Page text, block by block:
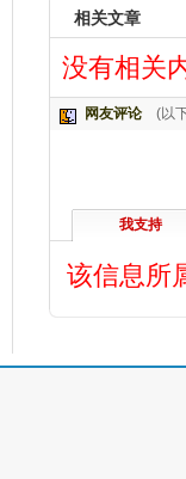
相关文章
没有相关
网友评论 (以
我支持
该信息所